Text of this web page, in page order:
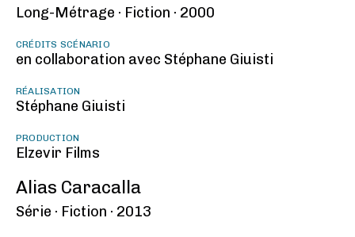
Long-Métrage · Fiction · 2000
CRÉDITS SCÉNARIO
en collaboration avec Stéphane Giuisti
RÉALISATION
Stéphane Giuisti
PRODUCTION
Elzevir Films
Alias Caracalla
Série · Fiction · 2013